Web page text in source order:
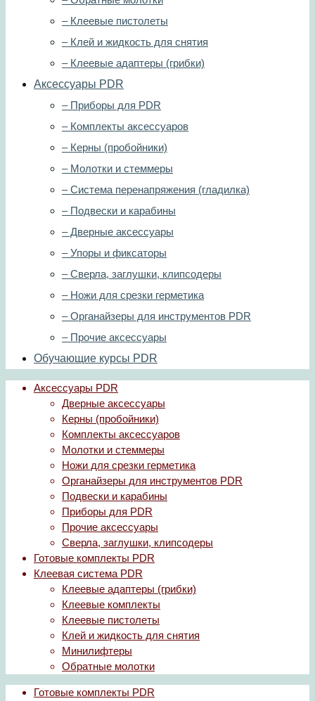
– Клеевые пистолеты
– Клей и жидкость для снятия
– Клеевые адаптеры (грибки)
Аксессуары PDR
– Приборы для PDR
– Комплекты аксессуаров
– Керны (пробойники)
– Молотки и стеммеры
– Система перенапряжения (гладилка)
– Подвески и карабины
– Дверные аксессуары
– Упоры и фиксаторы
– Сверла, заглушки, клипсодеры
– Ножи для срезки герметика
– Органайзеры для инструментов PDR
– Прочие аксессуары
Обучающие курсы PDR
Аксессуары PDR
Дверные аксессуары
Керны (пробойники)
Комплекты аксессуаров
Молотки и стеммеры
Ножи для срезки герметика
Органайзеры для инструментов PDR
Подвески и карабины
Приборы для PDR
Прочие аксессуары
Сверла, заглушки, клипсодеры
Готовые комплекты PDR
Клеевая система PDR
Клеевые адаптеры (грибки)
Клеевые комплекты
Клеевые пистолеты
Клей и жидкость для снятия
Минилифтеры
Обратные молотки
Готовые комплекты PDR